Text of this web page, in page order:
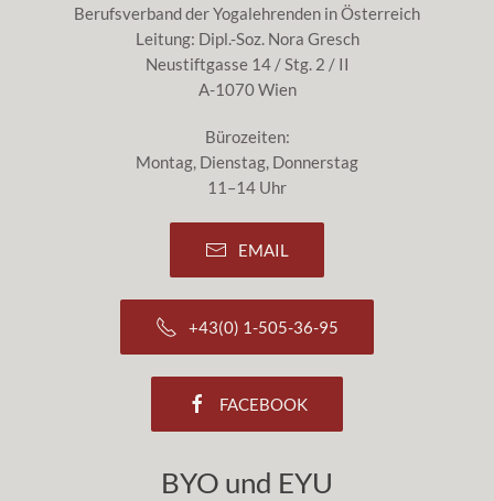
Berufsverband der Yogalehrenden in Österreich
Leitung: Dipl.-Soz. Nora Gresch
Neustiftgasse 14 / Stg. 2 / II
A-1070 Wien
Bürozeiten:
Montag, Dienstag, Donnerstag
11–14 Uhr
EMAIL
+43(0) 1-505-36-95
FACEBOOK
BYO und EYU